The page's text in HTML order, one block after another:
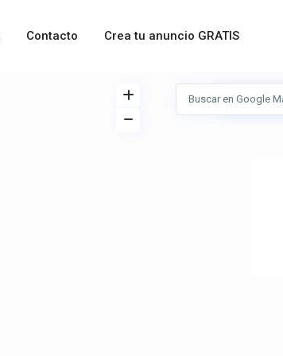
Contacto Crea tu anuncio GRATIS
Ver